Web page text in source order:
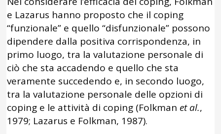
e Lazarus hanno proposto che il coping
“funzionale” e quello “disfunzionale” possono
dipendere dalla positiva corrispondenza, in
primo luogo, tra la valutazione personale di
ciò che sta accadendo e quello che sta
veramente succedendo e, in secondo luogo,
tra la valutazione personale delle opzioni di
coping e le attività di coping (Folkman et al.,
1979; Lazarus e Folkman, 1987).